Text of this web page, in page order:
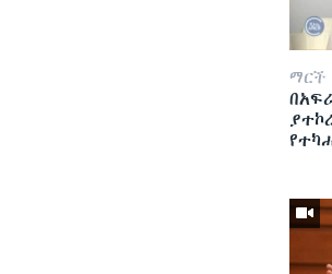
ማርች